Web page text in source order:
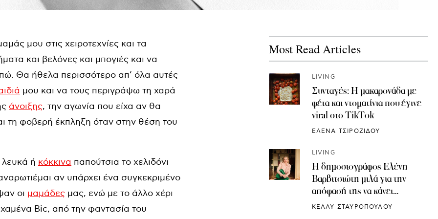
μου στις χειροτεχνίες και τα
και βελόνες και μπογιές και να
Θα ήθελα περισσότερο απ’ όλα αυτές
μου και να τους περιγράψω τη χαρά
άνοιξης, την αγωνία που είχα αν θα
τη φοβερή έκπληξη όταν στην θέση του
ή κόκκινα παπούτσια το χελιδόνι
αν υπάρχει ένα συγκεκριμένο
οι μαμάδες μας, ενώ με το άλλο χέρι
Bic, από την φαντασία του
Most Read Articles
LIVING
Συνταγές: H μακαρονάδα με
φέτα και ντοματίνια που έγινε
viral στο TikTok
ΕΛΕΝΑ ΤΣΙΡΟΖΙΔΟΥ
LIVING
Η δημοσιογράφος Ελένη
Βαρβιτσιώτη μιλά για την
απόφασή της να κάνει
κρυοσυντήρηση ωαρίων
ΚΕΛΛΥ ΣΤΑΥΡΟΠΟΥΛΟΥ